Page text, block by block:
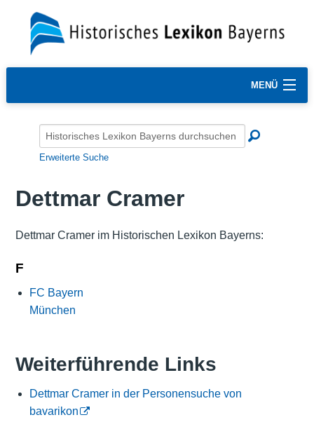
MENÜ
Erweiterte Suche
Dettmar Cramer
Dettmar Cramer im Historischen Lexikon Bayerns:
F
FC Bayern
München
Weiterführende Links
Dettmar Cramer in der Personensuche von
bavarikon